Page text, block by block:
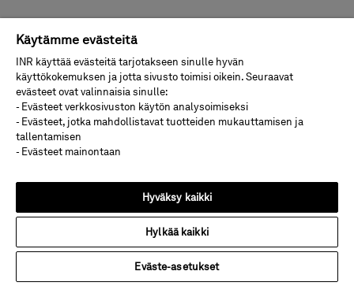
Käytämme evästeitä
INR käyttää evästeitä tarjotakseen sinulle hyvän
käyttökokemuksen ja jotta sivusto toimisi oikein. Seuraavat
evästeet ovat valinnaisia sinulle:
- Evästeet verkkosivuston käytön analysoimiseksi
- Evästeet, jotka mahdollistavat tuotteiden mukauttamisen ja
tallentamisen
- Evästeet mainontaan
Hyväksy kaikki
Hylkää kaikki
Eväste-asetukset